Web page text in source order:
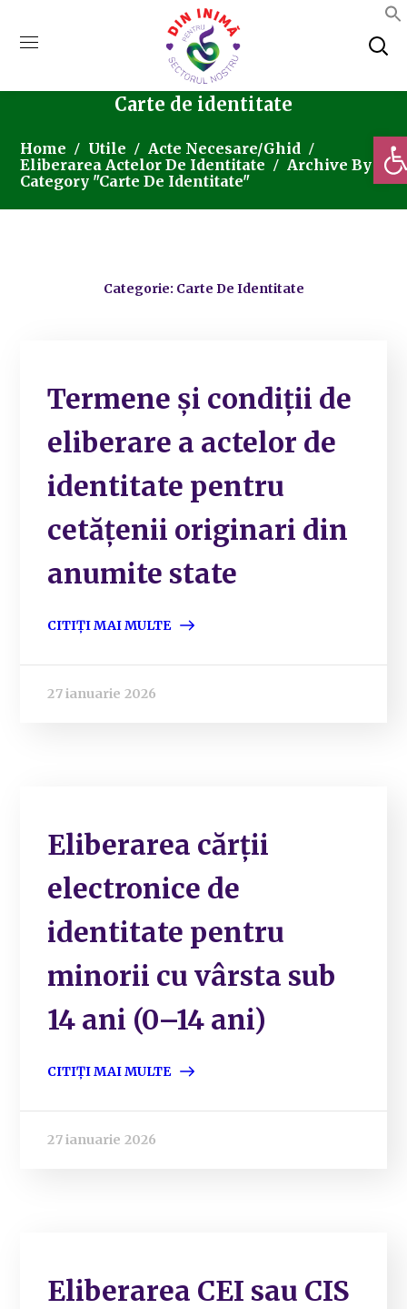
Carte de identitate
Home Utile
Acte Necesare/Ghid
Eliberarea Actelor De Identitate
Archive By
Category "Carte De Identitate"
Categorie: Carte De Identitate
Termene și condiții de
eliberare a actelor de
identitate pentru
cetățenii originari din
anumite state
CITIȚI MAI MULTE
27 ianuarie 2026
Eliberarea cărții
electronice de
identitate pentru
minorii cu vârsta sub
14 ani (0–14 ani)
CITIȚI MAI MULTE
27 ianuarie 2026
Eliberarea CEI sau CIS